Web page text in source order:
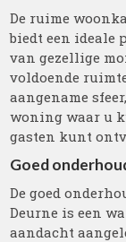
De ruime
biedt een ideale
van gezellige
voldoende
aangename
woning waar u
gasten kunt
Goed
De goed
Deurne is een
aandacht